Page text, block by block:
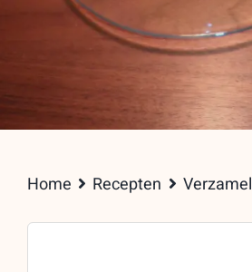
Home Recepten Verzamel